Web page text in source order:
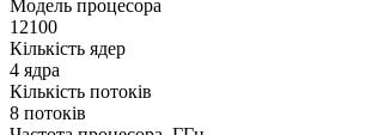
Модель процесора
12100
Кількість ядер
4 ядра
Кількість потоків
8 потоків